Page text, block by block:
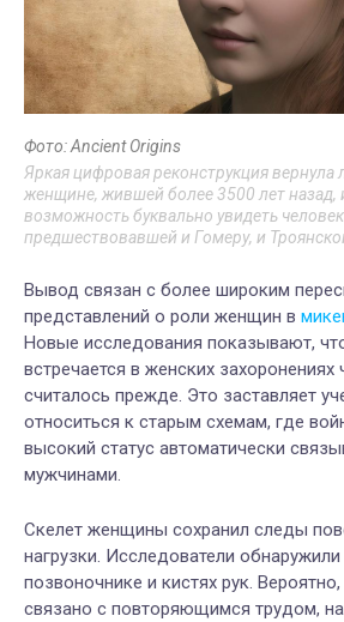
Фото: Ancient Origins
Яркая цифровая реконструкция вернула
женщине, жившей более 3500 лет назад,
возможность буквально увидеть
предшествовавшей и Гомеру, и
Вывод связан с более широким
представлений о роли женщин в
Новые исследования показывают,
встречается в женских
считалось прежде. Это заставляет
относиться к старым схемам, где
высокий статус автоматически
мужчинами.
Скелет женщины сохранил следы
нагрузки. Исследователи обнаружили
позвоночнике и кистях рук.
связано с повторяющимся трудом,